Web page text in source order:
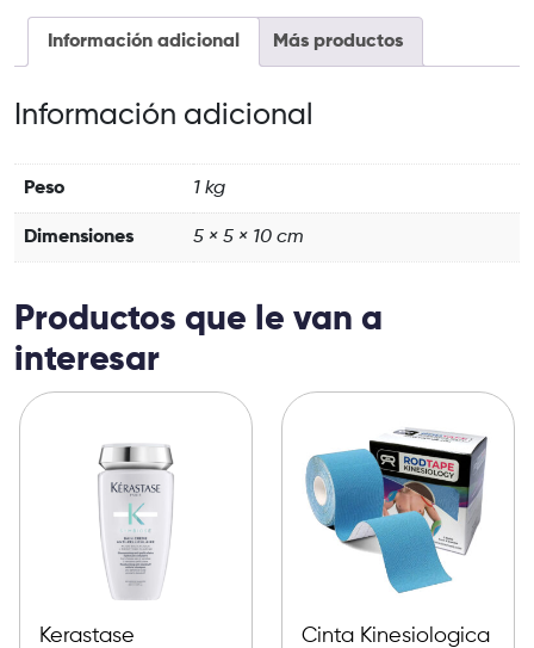
500g
cantidad
Información adicional Más productos
Información adicional
Peso 1 kg
Dimensiones 5 × 5 × 10 cm
Productos que le van a
interesar
Kerastase
Cinta Kinesiologica